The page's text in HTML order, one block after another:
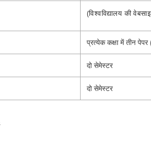
(विश्वविद्यालय की
प्रत्येक कक्षा में तीन
दो सेमेस्टर
दो सेमेस्टर